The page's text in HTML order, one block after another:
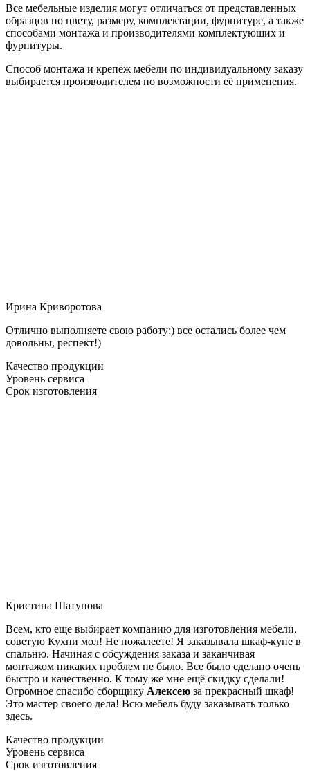
Все мебельные изделия могут отличаться от представленных
образцов по цвету, размеру, комплектации, фурнитуре, а также
способами монтажа и производителями комплектующих и
фурнитуры.
Способ монтажа и крепёж мебели по индивидуальному заказу
выбирается производителем по возможности её применения.
Ирина Криворотова
Отлично выполняете свою работу:) все остались более чем
довольны, респект!)
Качество продукции
Уровень сервиса
Срок изготовления
Кристина Шатунова
Всем, кто еще выбирает компанию для изготовления мебели,
советую Кухни мол! Не пожалеете! Я заказывала шкаф-купе в
спальню. Начиная с обсуждения заказа и заканчивая
монтажом никаких проблем не было. Все было сделано очень
быстро и качественно. К тому же мне ещё скидку сделали!
Огромное спасибо сборщику Алексею за прекрасный шкаф!
Это мастер своего дела! Всю мебель буду заказывать только
здесь.
Качество продукции
Уровень сервиса
Срок изготовления